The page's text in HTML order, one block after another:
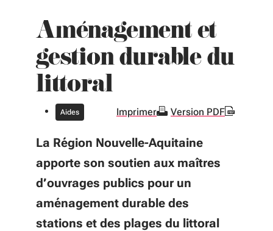
Aménagement et
gestion durable du
littoral
Aides Imprimer Version PDF
La Région Nouvelle-Aquitaine
apporte son soutien aux maîtres
d’ouvrages publics pour un
aménagement durable des
stations et des plages du littoral